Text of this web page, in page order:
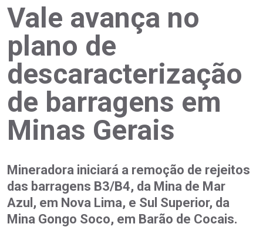
Vale avança no
plano de
descaracterização
de barragens em
Minas Gerais
Mineradora iniciará a remoção de rejeitos
das barragens B3/B4, da Mina de Mar
Azul, em Nova Lima, e Sul Superior, da
Mina Gongo Soco, em Barão de Cocais.